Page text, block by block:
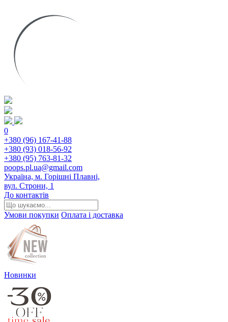
0
+380 (96) 167-41-88
+380 (93) 018-56-92
+380 (95) 763-81-32
poops.pl.ua@gmail.com
Україна, м. Горішні Плавні,
вул. Строни, 1
До контактів
Умови покупки Оплата і доставка
Новинки